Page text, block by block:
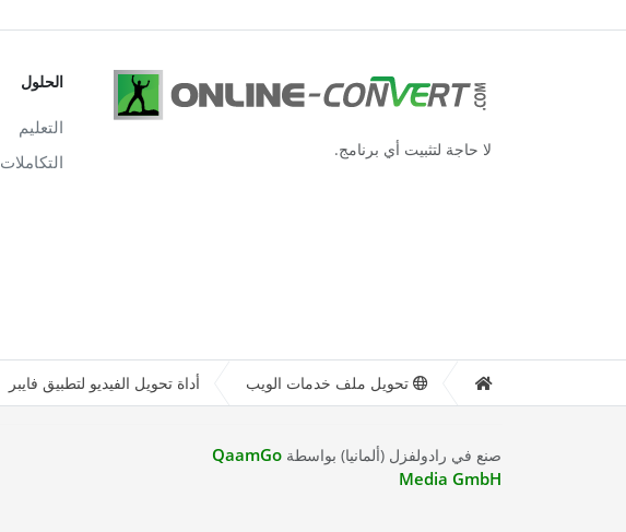
لا حاجة لتثبيت أي برنامج.
الحلول
التعليم
التكاملات
تحويل ملف خدمات الويب أداة تحويل الفيديو لتطبيق فايبر
صنع في رادولفزل (ألمانيا) بواسطةQaamGo
Media GmbH